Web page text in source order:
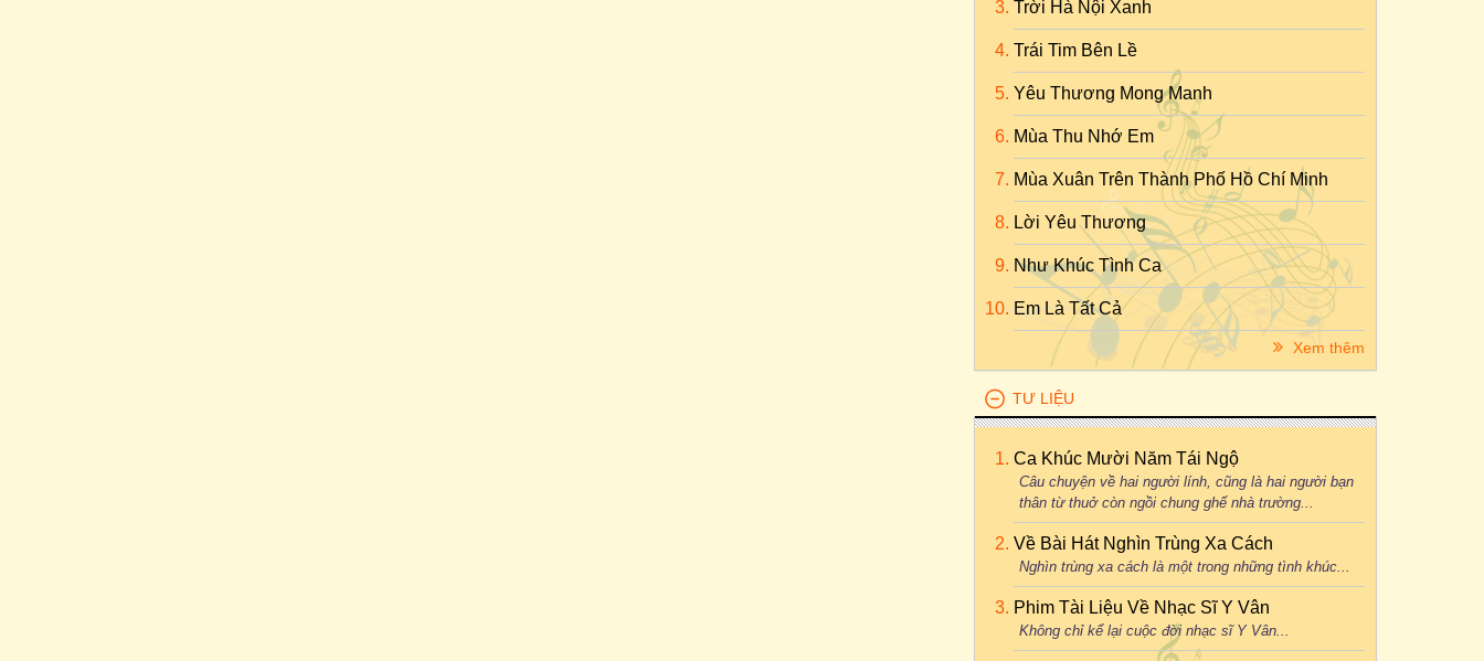
Trời Hà Nội Xanh
Trái Tim Bên Lề
Yêu Thương Mong Manh
Mùa Thu Nhớ Em
Mùa Xuân Trên Thành Phố Hồ Chí Minh
Lời Yêu Thương
Như Khúc Tình Ca
Em Là Tất Cả
Xem thêm
TƯ LIỆU
Ca Khúc Mười Năm Tái Ngộ
Câu chuyện về hai người lính, cũng là hai người bạn
thân từ thuở còn ngồi chung ghế nhà trường...
Về Bài Hát Nghìn Trùng Xa Cách
Nghìn trùng xa cách là một trong những tình khúc...
Phim Tài Liệu Về Nhạc Sĩ Y Vân
Không chỉ kể lại cuộc đời nhạc sĩ Y Vân...